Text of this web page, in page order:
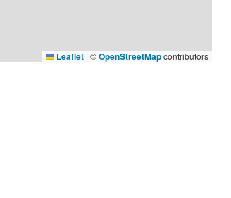
Leaflet | ©OpenStreetMapcontributors